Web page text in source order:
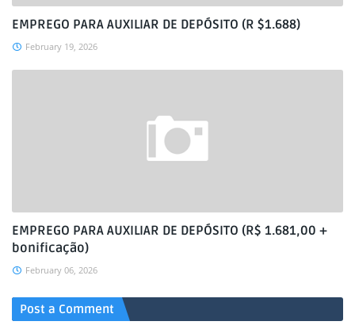
EMPREGO PARA AUXILIAR DE DEPÓSITO (R $1.688)
February 19, 2026
EMPREGO PARA AUXILIAR DE DEPÓSITO (R$ 1.681,00 +
bonificação)
February 06, 2026
Post a Comment